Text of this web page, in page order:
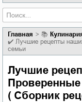
Главная 📚
✔️ Лучшие рецепты
семьи
Лучшие
( Сборник